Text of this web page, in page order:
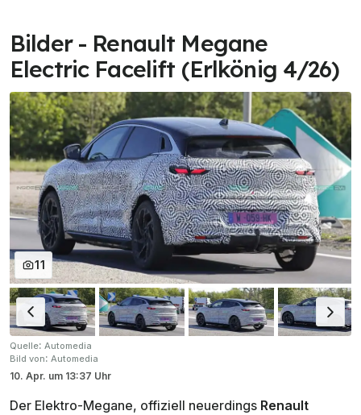
Bilder - Renault Megane
Electric Facelift (Erlkönig 4/26)
11
Quelle: Automedia
Bild von: Automedia
10. Apr. um 13:37 Uhr
Der Elektro-Megane, offiziell neuerdings Renault